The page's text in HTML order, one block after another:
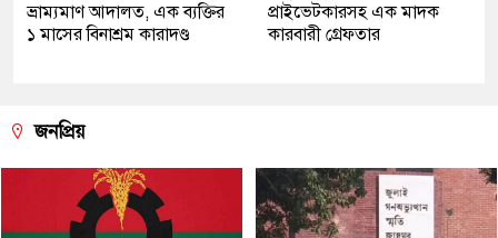
ভ্রাম্যমাণ আদালত, এক ব্যক্তির
১ মাসের বিনাশ্রম কারাদণ্ড
প্রাইভেটকারসহ এক মাদক
কারবারী গ্রেফতার
জনপ্রিয়